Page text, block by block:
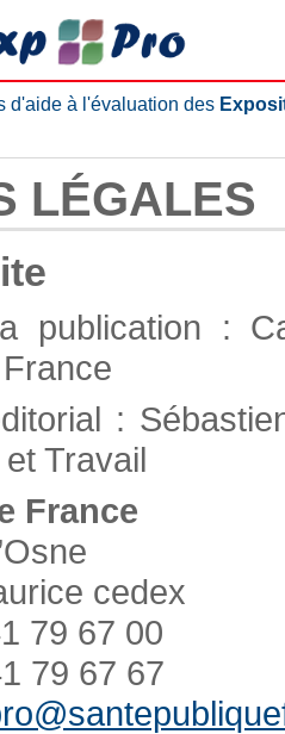
d'aide à l'évaluation des
LÉGALES
publication :
:
Travail
France
cedex
79 67 00
79 67 67